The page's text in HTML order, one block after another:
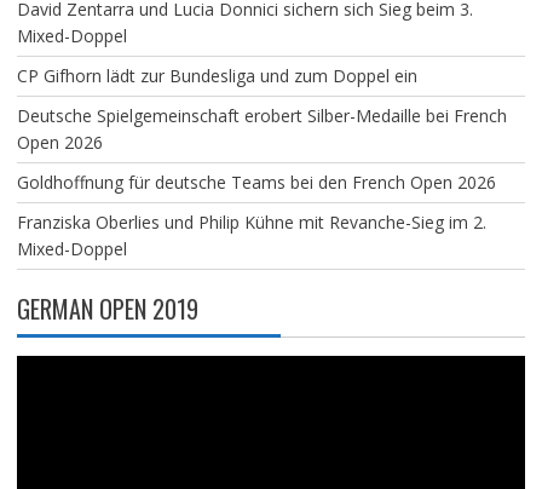
David Zentarra und Lucia Donnici sichern sich Sieg beim 3.
Mixed-Doppel
CP Gifhorn lädt zur Bundesliga und zum Doppel ein
Deutsche Spielgemeinschaft erobert Silber-Medaille bei French
Open 2026
Goldhoffnung für deutsche Teams bei den French Open 2026
Franziska Oberlies und Philip Kühne mit Revanche-Sieg im 2.
Mixed-Doppel
GERMAN OPEN 2019